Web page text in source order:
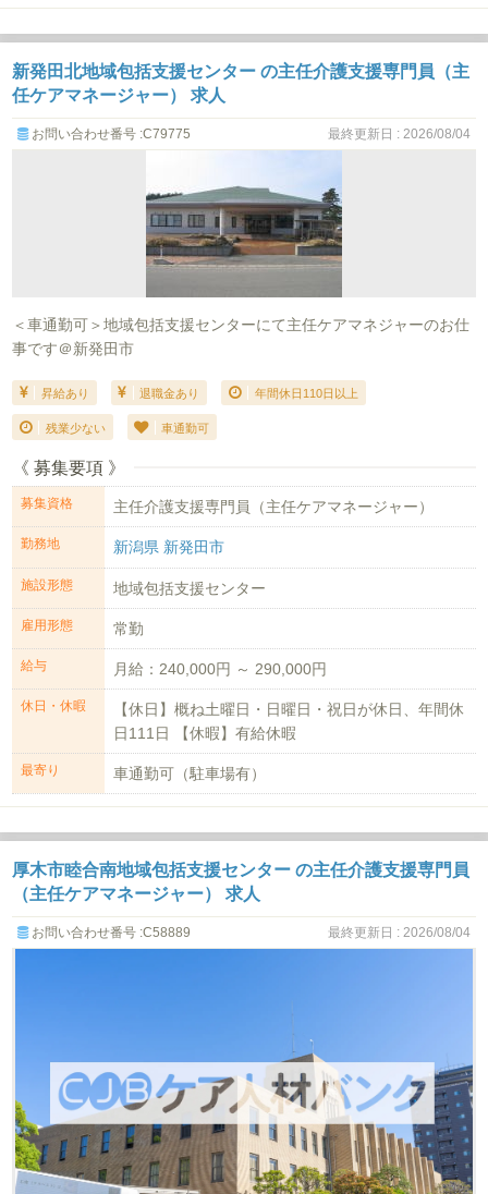
新発田北地域包括支援センター の主任介護支援専門員（主
任ケアマネージャー） 求人
お問い合わせ番号 :C79775 最終更新日 : 2026/08/04
＜車通勤可＞地域包括支援センターにて主任ケアマネジャーのお仕
事です＠新発田市
昇給あり 退職金あり 年間休日110日以上
残業少ない 車通勤可
《 募集要項 》
募集資格 主任介護支援専門員（主任ケアマネージャー）
勤務地 新潟県 新発田市
施設形態 地域包括支援センター
雇用形態 常勤
給与 月給：240,000円 ～ 290,000円
休日・休暇
【休日】概ね土曜日・日曜日・祝日が休日、年間休
日111日 【休暇】有給休暇
最寄り 車通勤可（駐車場有）
厚木市睦合南地域包括支援センター の主任介護支援専門員
（主任ケアマネージャー） 求人
お問い合わせ番号 :C58889 最終更新日 : 2026/08/04